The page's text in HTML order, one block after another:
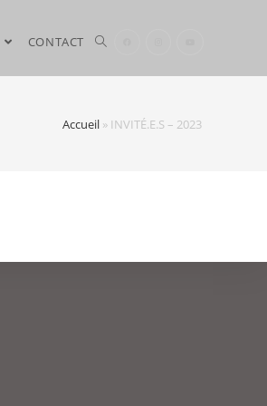
CONTACT
Accueil » INVITÉ.E.S – 2023